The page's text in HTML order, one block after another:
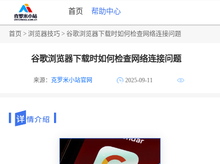
首页 帮助中心
首页 >浏览器技巧 > 谷歌浏览器下载时如何检查网络连接问题
谷歌浏览器下载时如何检查网络连接问题
来源：克罗米小站官网 2025-09-11